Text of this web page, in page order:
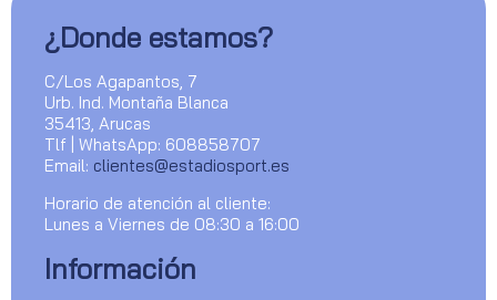
¿Donde estamos?
C/Los Agapantos, 7
Urb. Ind. Montaña Blanca
35413, Arucas
Tlf | WhatsApp: 608858707
Email: clientes@estadiosport.es
Horario de atención al cliente:
Lunes a Viernes de 08:30 a 16:00
Información